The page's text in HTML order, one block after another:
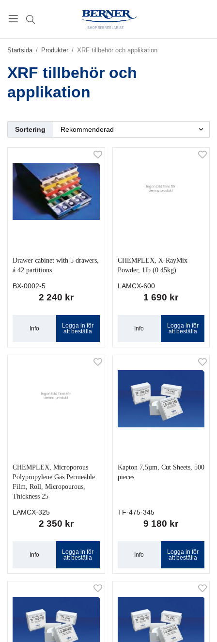
Startsida / Produkter / XRF tillbehör och applikation
XRF tillbehör och
applikation
Sortering
Drawer cabinet with 5 drawers,
á 42 partitions
BX-0002-5
2 240 kr
Info
Logga in för
att beställa
CHEMPLEX, X-RayMix
Powder, 1lb (0.45kg)
LAMCX-600
1 690 kr
Info
Logga in för
att beställa
CHEMPLEX, Microporous
Polypropylene Gas Permeable
Film, Roll, Micropourous,
Thickness 25
LAMCX-325
2 350 kr
Info
Logga in för
att beställa
Kapton 7,5µm, Cut Sheets, 500
pieces
TF-475-345
9 180 kr
Info
Logga in för
att beställa